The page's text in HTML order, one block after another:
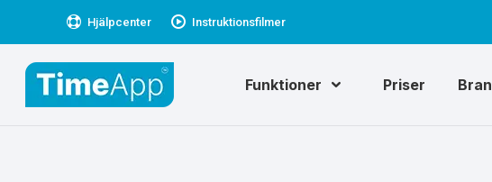
Hjälpcenter Instruktionsfilmer
Funktioner Priser